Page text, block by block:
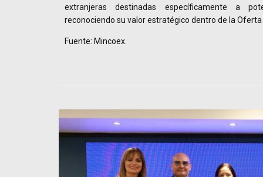
extranjeras destinadas específicamente a
reconociendo su valor estratégico dentro de la
Fuente: Mincoex.